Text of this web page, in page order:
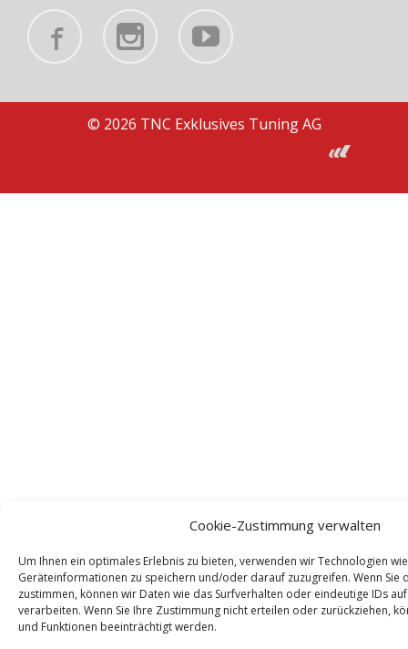
Cookie-Zustimmung verwalten
Um Ihnen ein optimales Erlebnis zu bieten, verwenden wir Technologien
Geräteinformationen zu speichern und/oder darauf zuzugreifen. Wenn Sie
zustimmen, können wir Daten wie das Surfverhalten oder eindeutige IDs
verarbeiten. Wenn Sie Ihre Zustimmung nicht erteilen oder zurückziehen,
und Funktionen beeinträchtigt werden.
© 2026 TNC Exklusives Tuning AG